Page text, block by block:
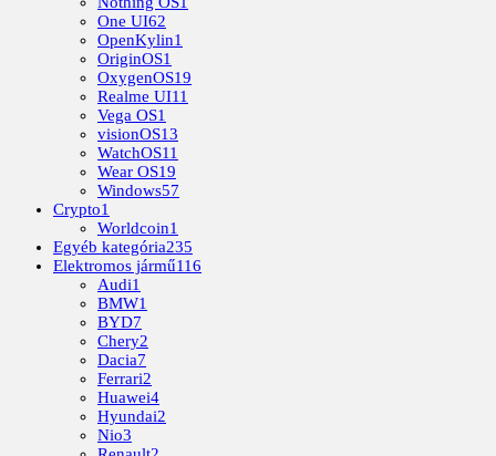
One UI62
OpenKylin1
OriginOS1
OxygenOS19
Realme UI11
Vega OS1
visionOS13
WatchOS11
Wear OS19
Windows57
Crypto1
Worldcoin1
Egyéb kategória235
Elektromos jármű116
Audi1
BMW1
BYD7
Chery2
Dacia7
Ferrari2
Huawei4
Hyundai2
Nio3